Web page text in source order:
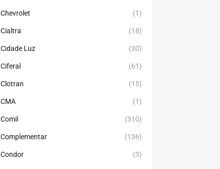
Chevrolet (1)
Cialtra (18)
Cidade Luz (30)
Ciferal (61)
Clotran (15)
CMA (1)
Comil (310)
Complementar (136)
Condor (3)